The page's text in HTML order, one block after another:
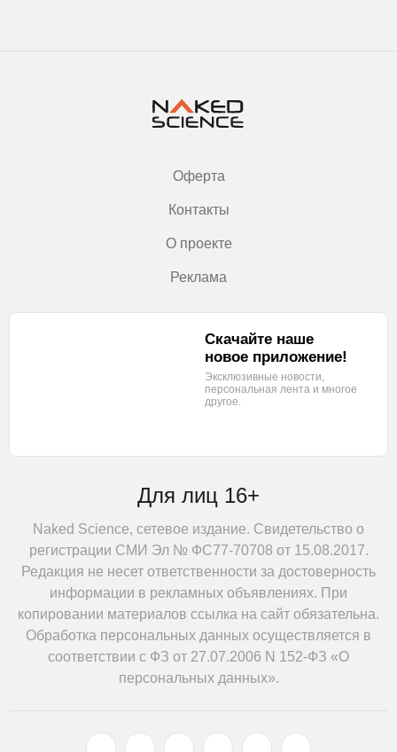
Оферта
Контакты
О проекте
Реклама
Для лиц 16+
Naked Science, сетевое издание. Свидетельство о
регистрации СМИ Эл № ФС77-70708 от 15.08.2017.
Редакция не несет ответственности за достоверность
информации в рекламных объявлениях. При
копировании материалов ссылка на сайт обязательна.
Обработка персональных данных осуществляется в
соответствии с ФЗ от 27.07.2006 N 152-ФЗ «О
персональных данных».
Скачайте наше
новое приложение!
Эксклюзивные новости,
персональная лента и многое
другое.